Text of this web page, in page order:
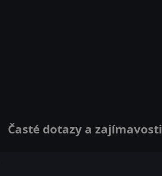
Časté dotazy a zajímavosti